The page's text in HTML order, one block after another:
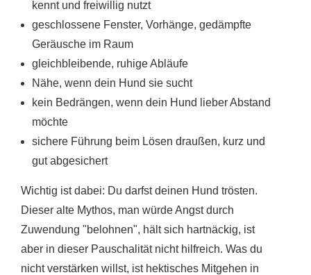
kennt und freiwillig nutzt
geschlossene Fenster, Vorhänge, gedämpfte
Geräusche im Raum
gleichbleibende, ruhige Abläufe
Nähe, wenn dein Hund sie sucht
kein Bedrängen, wenn dein Hund lieber Abstand
möchte
sichere Führung beim Lösen draußen, kurz und
gut abgesichert
Wichtig ist dabei: Du darfst deinen Hund trösten.
Dieser alte Mythos, man würde Angst durch
Zuwendung "belohnen", hält sich hartnäckig, ist
aber in dieser Pauschalität nicht hilfreich. Was du
nicht verstärken willst, ist hektisches Mitgehen in